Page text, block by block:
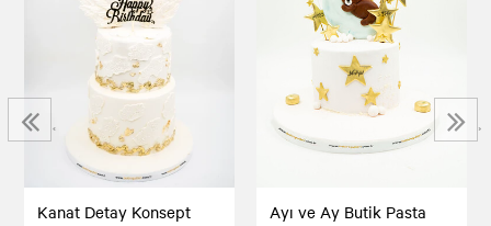
Kanat Detay Konsept
Ayı ve Ay Butik Pasta
‹ ›